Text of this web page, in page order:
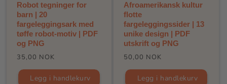
Robot tegninger for
barn | 20
fargeleggingsark med
tøffe robot-motiv | PDF
og PNG
Vanlig
pris
35,00 NOK
Legg i handlekurv
Afroamerikansk kultur
flotte
fargeleggingssider | 13
unike design | PDF
utskrift og PNG
Vanlig
pris
50,00 NOK
Legg i handlekurv